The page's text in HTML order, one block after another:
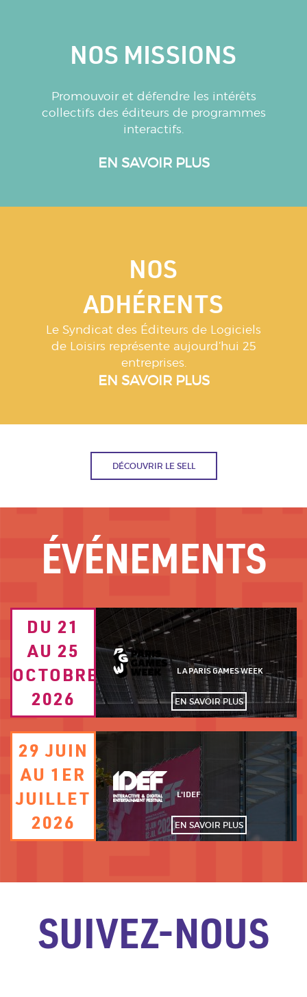
NOS MISSIONS
Promouvoir et défendre les intérêts
collectifs des éditeurs de programmes
interactifs.
EN SAVOIR PLUS
NOS
ADHÉRENTS
Le Syndicat des Éditeurs de Logiciels
de Loisirs représente aujourd’hui 25
entreprises.
EN SAVOIR PLUS
DÉCOUVRIR LE SELL
ÉVÉNEMENTS
TEXTE
DATE
PERSONNALISÉ
DU 21
AU 25
OCTOBRE
2026
Logo
LA PARIS GAMES WEEK
EN SAVOIR PLUS
fond
TEXTE
DATE
PERSONNALISÉ
29 JUIN
AU 1ER
JUILLET
2026
Logo
L'IDEF
EN SAVOIR PLUS
de
fond
SUIVEZ-NOUS